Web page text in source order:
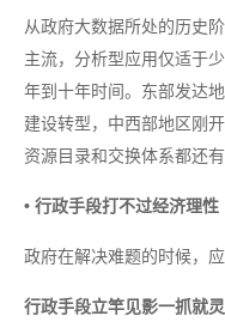
从政府大数据所处的历史
主流，分析型应用仅适于
年到十年时间。东部发达
建设转型，中西部地区刚
资源目录和交换体系都还有
• 行政手段打不过经济理性
政府在解决难题的时候，
行政手段立竿见影一抓就